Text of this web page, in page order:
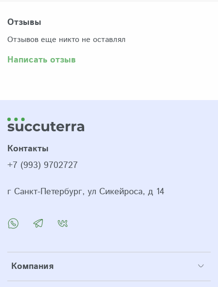
Отзывы
Отзывов еще никто не оставлял
Написать отзыв
Компания
Контакты
+7 (993) 9702727
г Санкт-Петербург, ул Сикейроса, д 14